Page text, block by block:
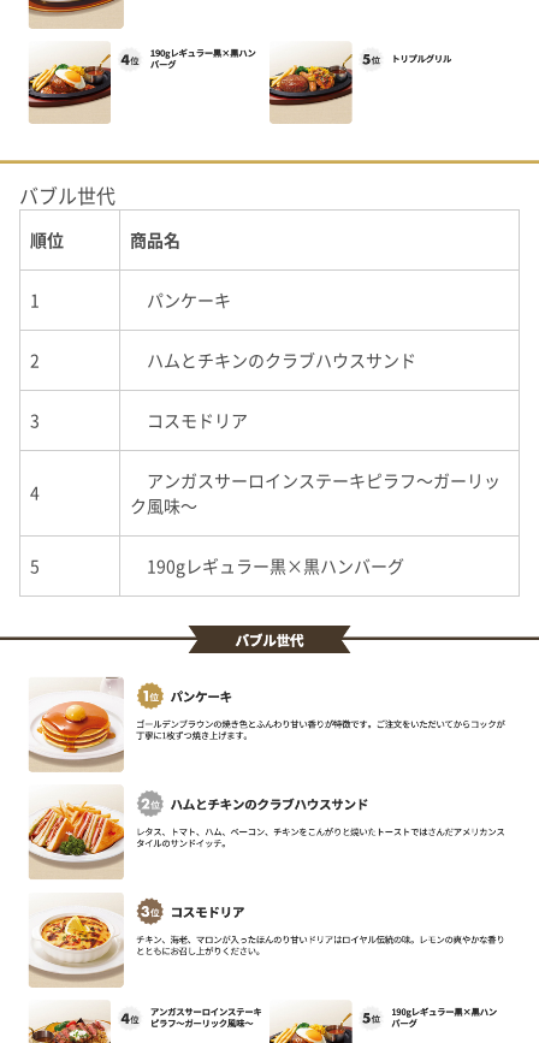
バブル世代
順位 商品名
1 パンケーキ
2 ハムとチキンのクラブハウスサンド
3 コスモドリア
4
アンガスサーロインステーキピラフ～ガーリッ
ク風味～
5 190gレギュラー黒×黒ハンバーグ